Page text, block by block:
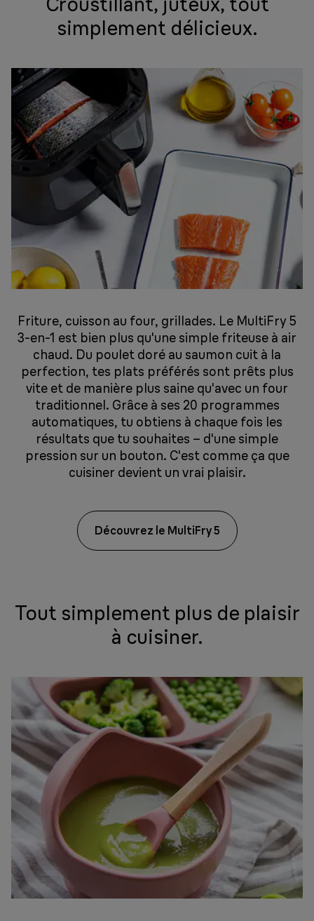
simplement délicieux.
Friture, cuisson au four, grillades. Le MultiFry 5
3-en-1 est bien plus qu'une simple friteuse à air
chaud. Du poulet doré au saumon cuit à la
perfection, tes plats préférés sont prêts plus
vite et de manière plus saine qu'avec un four
traditionnel. Grâce à ses 20 programmes
automatiques, tu obtiens à chaque fois les
résultats que tu souhaites – d'une simple
pression sur un bouton. C'est comme ça que
cuisiner devient un vrai plaisir.
Découvrez le MultiFry 5
Tout simplement plus de plaisir
à cuisiner.